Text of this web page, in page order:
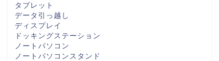
タブレット
データ引っ越し
ディスプレイ
ドッキングステーション
ノートパソコン
ノートパソコンスタンド